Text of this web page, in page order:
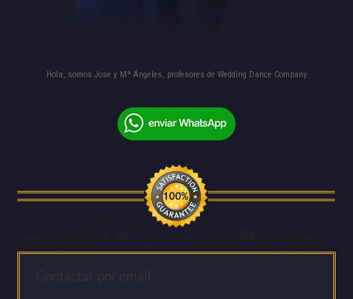
Hola, somos José y Mª Ángeles, profesores de Wedding Dance Company